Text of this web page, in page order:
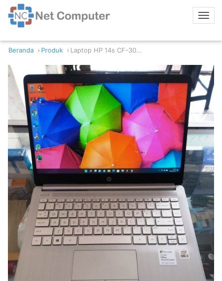
Beranda Produk Laptop HP 14s CF-3076TU Intel Core i3-10051G 4GB RAM 256GB SSD